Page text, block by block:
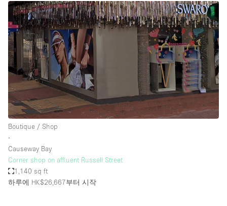
Boutique / Shop
∙
Causeway Bay
Corner shop on affluent Russell Street
1,140 sq ft
하루에 HK$26,667부터 시작